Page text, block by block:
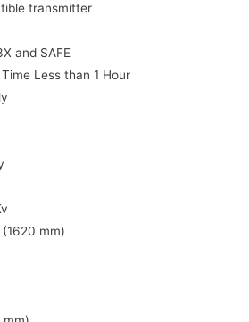
transmitter
and SAFE
Less than 1 Hour
mm)